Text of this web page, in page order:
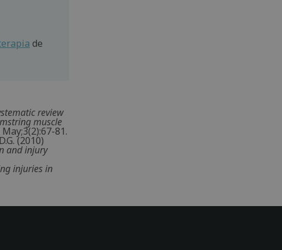
de
review
muscle
81.
(2010)
and injury
injuries in